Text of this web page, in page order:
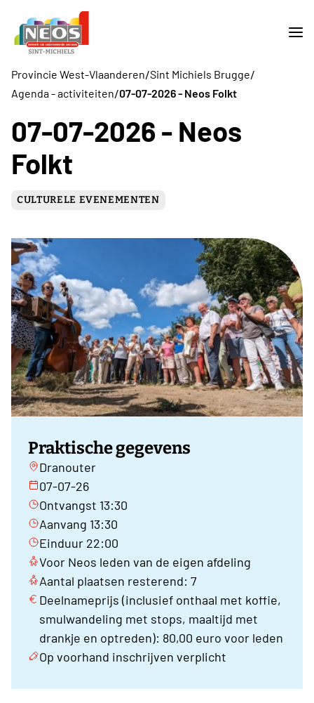
Provincie West-Vlaanderen/Sint Michiels Brugge/
Agenda - activiteiten/07-07-2026 - Neos Folkt
07-07-2026 - Neos
Folkt
CULTURELE EVENEMENTEN
Praktische gegevens
Dranouter
07-07-26
Ontvangst 13:30
Aanvang 13:30
Einduur 22:00
Voor Neos leden van de eigen afdeling
Aantal plaatsen resterend: 7
Deelnameprijs (inclusief onthaal met koffie,
smulwandeling met stops, maaltijd met
drankje en optreden): 80,00 euro voor leden
Op voorhand inschrijven verplicht